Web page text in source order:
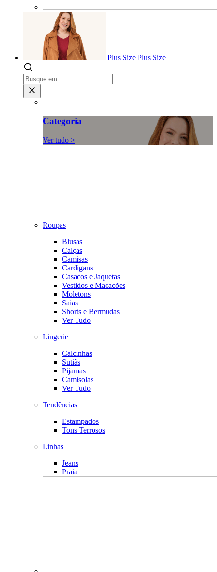
Plus Size Plus Size
Categoria
Ver tudo >
Roupas
Blusas
Calças
Camisas
Cardigans
Casacos e Jaquetas
Vestidos e Macacões
Moletons
Saias
Shorts e Bermudas
Ver Tudo
Lingerie
Calcinhas
Sutiãs
Pijamas
Camisolas
Ver Tudo
Tendências
Estampados
Tons Terrosos
Linhas
Jeans
Praia